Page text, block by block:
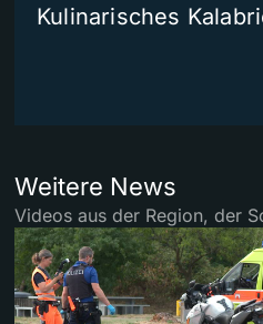
Kulinarisches
Weitere News
Videos aus der Region, der